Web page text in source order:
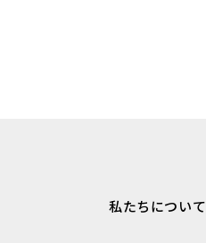
私たちについて